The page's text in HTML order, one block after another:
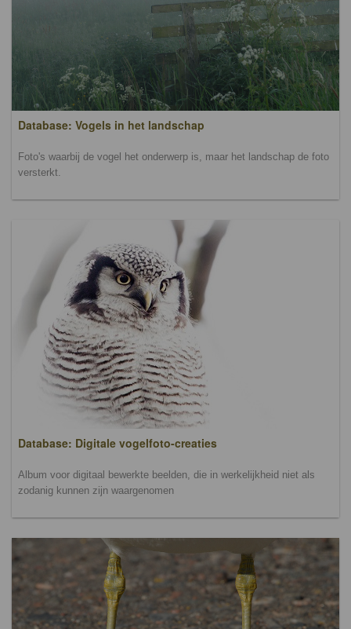
Database: Vogels in het landschap
Foto's waarbij de vogel het onderwerp is, maar het landschap de foto
versterkt.
Database: Digitale vogelfoto-creaties
Album voor digitaal bewerkte beelden, die in werkelijkheid niet als
zodanig kunnen zijn waargenomen